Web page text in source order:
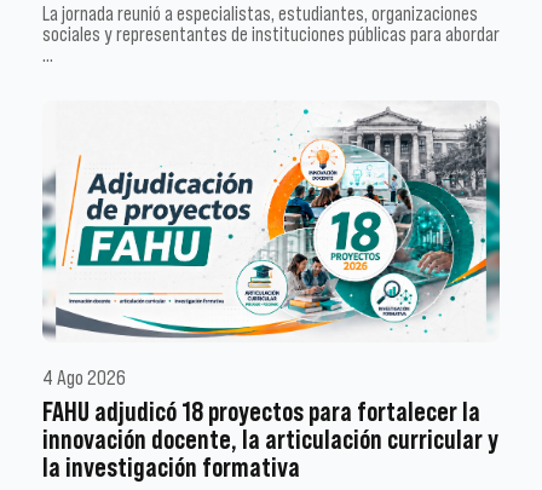
La jornada reunió a especialistas, estudiantes, organizaciones
sociales y representantes de instituciones públicas para abordar
…
4 Ago 2026
FAHU adjudicó 18 proyectos para fortalecer la
innovación docente, la articulación curricular y
la investigación formativa